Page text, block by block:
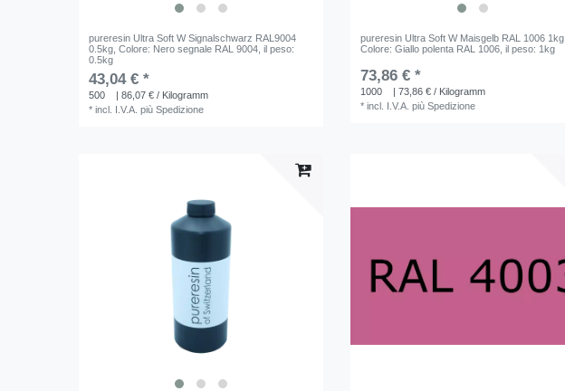
pureresin Ultra Soft W Signalschwarz RAL9004
0.5kg , Colore: Nero segnale RAL 9004 , il peso:
0.5kg
43,04 € *
500
| 86,07 € / Kilogramm
*incl. I.V.A. piùSpedizione
pureresin Ultra Soft W Maisgelb RAL 1006 1kg
Colore: Giallo polenta RAL 1006 , il peso: 1kg
73,86 € *
1000
| 73,86 € / Kilogramm
*incl. I.V.A. piùSpedizione